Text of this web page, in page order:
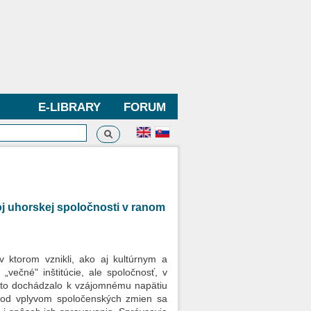
FORUM
E-LIBRARY
form
Search
uhorskej spoločnosti v ranom
ktorom vznikli, ako aj kultúrnym a
inštitúcie, ale spoločnosť, v
dochádzalo k vzájomnému napätiu
vplyvom spoločenských zmien sa